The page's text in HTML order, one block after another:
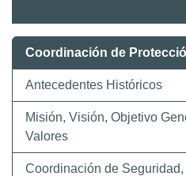
Coordinación de
Antecedentes Históricos
Misión, Visión, Objetivo
Valores
Coordinación de